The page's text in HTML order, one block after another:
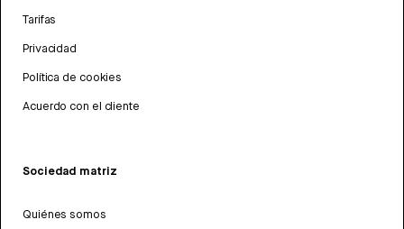
Tarifas
Privacidad
Política de cookies
Acuerdo con el cliente
Sociedad matriz
Quiénes somos